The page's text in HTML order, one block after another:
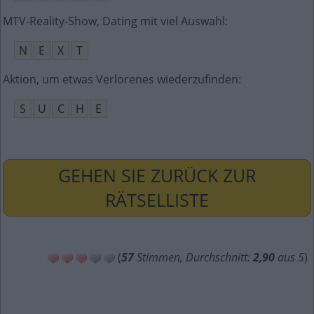
MTV-Reality-Show, Dating mit viel Auswahl:
N
E X
T
Aktion, um etwas Verlorenes wiederzufinden:
S
U C H E
GEHEN SIE ZURÜCK ZUR
RÄTSELLISTE
(57Stimmen, Durchschnitt: 2,90 aus 5)